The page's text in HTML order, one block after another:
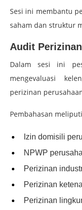
Sesi ini membantu
saham dan struktur
Audit
Dalam sesi ini
mengevaluasi
perizinan
Pembahasan
Izin domisili
NPWP
Perizinan
Perizinan
Perizinan